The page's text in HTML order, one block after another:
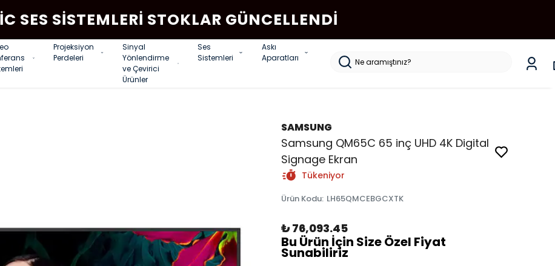
SES SISTEMLERI STOKLAR GÜNCELLENDI
Projeksiyon
Perdeleri
Sinyal
Yönlendirme
ve Çevirici
Ürünler
Ses
Sistemleri
Askı
Aparatları
SAMSUNG
Samsung QM65C 65 inç UHD 4K Digital
Signage Ekran
Tükeniyor
Ürün Kodu: LH65QMCEBGCXTK
₺ 76,093.45
Bu Ürün İçin Size Özel Fiyat
Sunabiliriz